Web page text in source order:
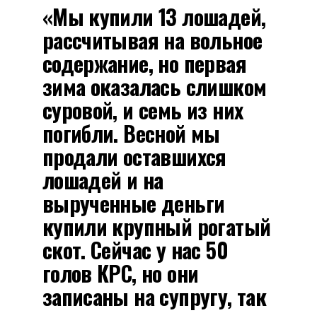
«Мы купили 13 лошадей,
рассчитывая на вольное
содержание, но первая
зима оказалась слишком
суровой, и семь из них
погибли. Весной мы
продали оставшихся
лошадей и на
вырученные деньги
купили крупный рогатый
скот. Сейчас у нас 50
голов КРС, но они
записаны на супругу, так